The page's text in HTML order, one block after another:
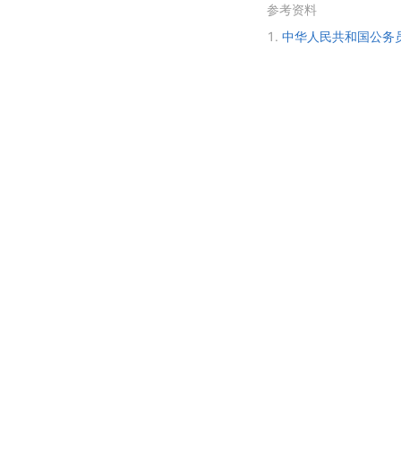
参考资料
1. 中华人民共和国公务